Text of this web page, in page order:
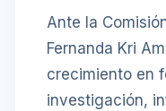
Ante la
Fernanda Kri
crecimiento en
investigación,